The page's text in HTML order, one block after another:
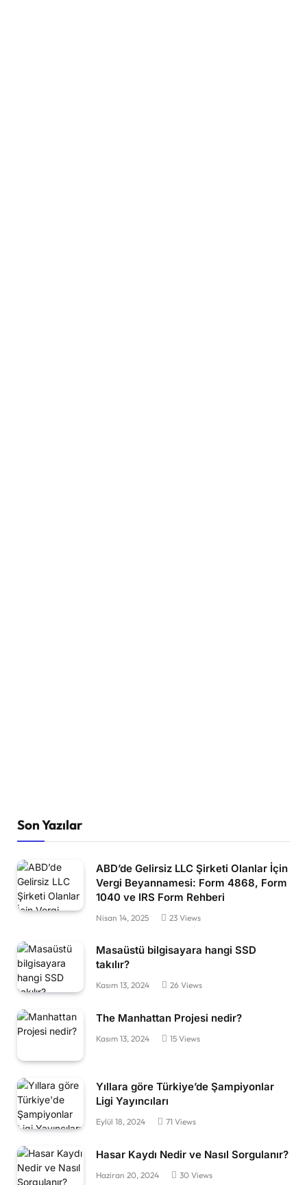
Son Yazılar
ABD’de Gelirsiz LLC Şirketi Olanlar İçin
Vergi Beyannamesi: Form 4868, Form
1040 ve IRS Form Rehberi
Nisan 14, 2025 23 Views
Masaüstü bilgisayara hangi SSD
takılır?
Kasım 13, 2024 26 Views
The Manhattan Projesi nedir?
Kasım 13, 2024 15 Views
Yıllara göre Türkiye’de Şampiyonlar
Ligi Yayıncıları
Eylül 18, 2024 71 Views
Hasar Kaydı Nedir ve Nasıl Sorgulanır?
Haziran 20, 2024 30 Views